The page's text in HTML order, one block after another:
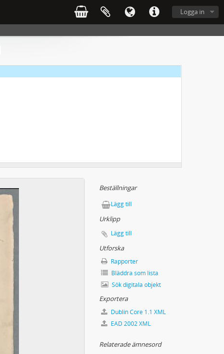
Logga in
Beställningar
Lägg till
Urklipp
Lägg till
Utforska
Rapporter
Bläddra som lista
Sök digitala objekt
Exportera
Dublin Core 1.1 XML
EAD 2002 XML
Relaterade ämnesord